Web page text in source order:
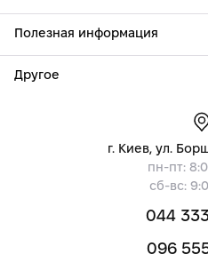
Полезная информация
Другое
г. Киев, ул.
пн-пт:
сб-вс:
044
096